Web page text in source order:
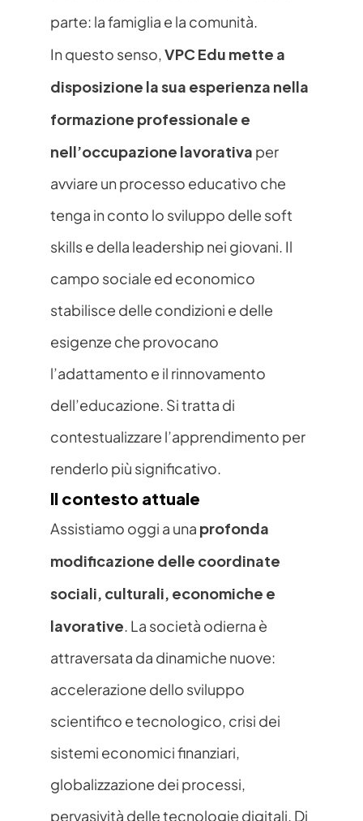
parte: la famiglia e la comunità.
In questo senso, VPC Edu mette a
disposizione la sua esperienza nella
formazione professionale e
nell’occupazione lavorativa per
avviare un processo educativo che
tenga in conto lo sviluppo delle soft
skills e della leadership nei giovani. Il
campo sociale ed economico
stabilisce delle condizioni e delle
esigenze che provocano
l’adattamento e il rinnovamento
dell’educazione. Si tratta di
contestualizzare l’apprendimento per
renderlo più significativo.
Il contesto attuale
Assistiamo oggi a una profonda
modificazione delle coordinate
sociali, culturali, economiche e
lavorative. La società odierna è
attraversata da dinamiche nuove:
accelerazione dello sviluppo
scientifico e tecnologico, crisi dei
sistemi economici finanziari,
globalizzazione dei processi,
pervasività delle tecnologie digitali. Di